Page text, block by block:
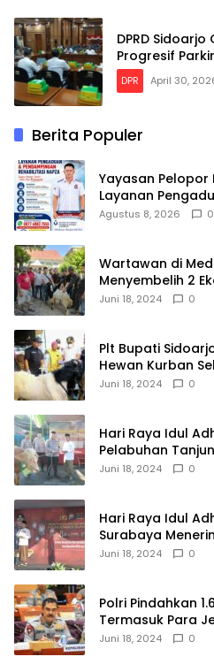
DPRD
Progresif
DPR April 30,
Berita Populer
Yayasan Pelopor
Layanan
Rehabilitasi
Agustus 8, 2026 0
Wartawan di
Menyembelih 2
Juni 18, 2024 0
Plt Bupati
Hewan Kurban
Juni 18, 2024 0
Hari Raya Idul
Pelabuhan
Hewan Korban.
Juni 18, 2024 0
Hari Raya Idul
Surabaya
Hewan Kurban
Juni 18, 2024 0
Polri Pindahkan
Termasuk Para
Juni 18, 2024 0